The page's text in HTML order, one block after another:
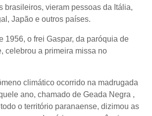
brasileiros, vieram pessoas da Itália,
Japão e outros países.
1956, o frei Gaspar, da paróquia de
celebrou a primeira missa no
climático ocorrido na madrugada
ano, chamado de Geada Negra ,
o território paranaense, dizimou as